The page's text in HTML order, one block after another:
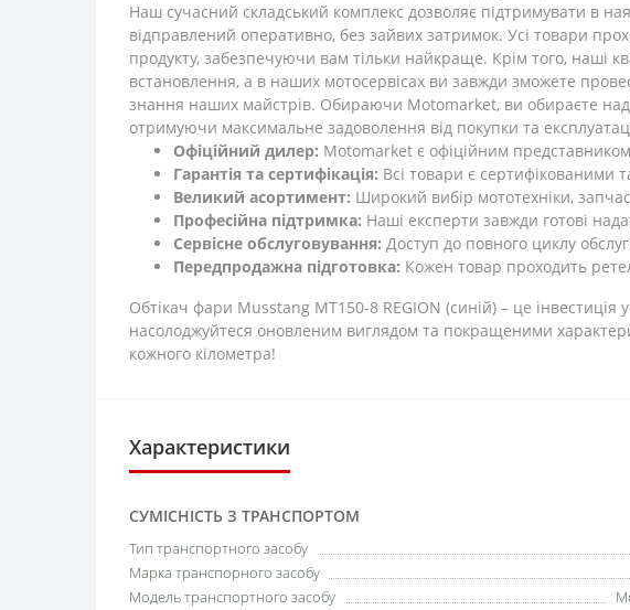
Наш сучасний складський комплекс дозволяє підтримувати в
відправлений оперативно, без зайвих затримок. Усі товари
продукту, забезпечуючи вам тільки найкраще. Крім того, наші
встановлення, а в наших мотосервісах ви завжди зможете
знання наших майстрів. Обираючи Motomarket, ви обираєте
отримуючи максимальне задоволення від покупки та
Офіційний дилер: Motomarket є офіційним
Гарантія та сертифікація: Всі товари є сертифікованими
Великий асортимент: Широкий вибір мототехніки,
Професійна підтримка: Наші експерти завжди готові
Сервісне обслуговування: Доступ до повного циклу
Передпродажна підготовка: Кожен товар проходить
Обтікач фари Musstang MT150-8 REGION (синій) – це
насолоджуйтеся оновленим виглядом та покращеними
кожного кілометра!
Характеристики
СУМІСНІСТЬ З ТРАНСПОРТОМ
Тип транспортного засобу
Марка транспорного засобу
Модель транспортного засобу